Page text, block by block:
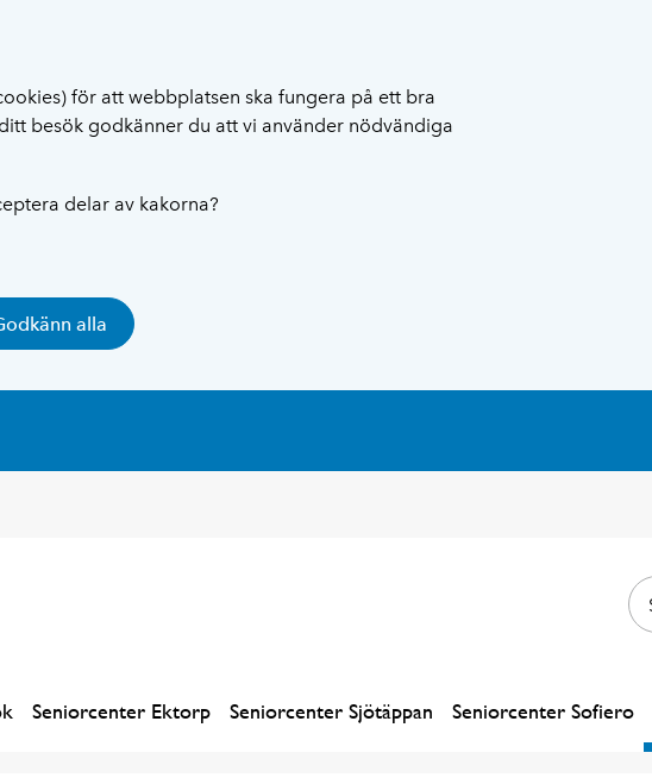
för att webbplatsen ska fungera på ett bra
besök godkänner du att vi använder nödvändiga
delar av kakorna?
alla
Seniorcenter Ektorp Seniorcenter Sjötäppan Seniorcenter Sofiero